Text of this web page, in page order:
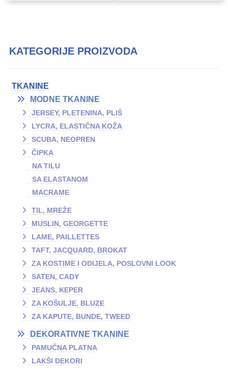
KATEGORIJE PROIZVODA
TKANINE
MODNE TKANINE
JERSEY, PLETENINA, PLIŠ
LYCRA, ELASTIČNA KOŽA
SCUBA, NEOPREN
ČIPKA
NA TILU
SA ELASTANOM
MACRAME
TIL, MREŽE
MUSLIN, GEORGETTE
LAME, PAILLETTES
TAFT, JACQUARD, BROKAT
ZA KOSTIME I ODIJELA, POSLOVNI LOOK
SATEN, CADY
JEANS, KEPER
ZA KOŠULJE, BLUZE
ZA KAPUTE, BUNDE, TWEED
DEKORATIVNE TKANINE
PAMUČNA PLATNA
LAKŠI DEKORI